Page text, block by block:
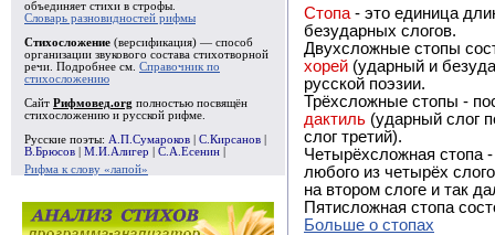
объединяет стихи в строфы
Словарь разновидностей рифмы
Стихосложение (версификация) — способ
организации звукового состава стихотворной
речи. Подробнее см. Справочник по
стихосложению
Сайт Рифмовед.org полностью посвящён
стихосложению и русской рифме.
Русские поэты: А.П.Сумароков С.Кирсанов
В.Брюсов
М.И.Алигер С.А.Есенин
Рифма к слову «лапой»
Стопа - это единица
безударных слогов.
Двухсложные стопы
хорей (ударный и
русской поэзии.
Трёхсложные стопы -
дактиль (ударный слог
слог третий).
Четырёхсложная стопа
любого из четырёх
на втором слоге и так
Пятисложная стопа
Больше о стопах